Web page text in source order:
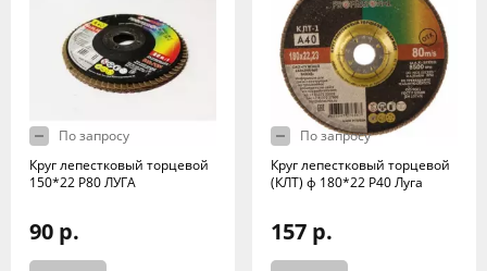
По запросу
Круг лепестковый торцевой
150*22 Р80 ЛУГА
90 р.
По запросу
Круг лепестковый торцевой
(КЛТ) ф 180*22 Р40 Луга
157 р.